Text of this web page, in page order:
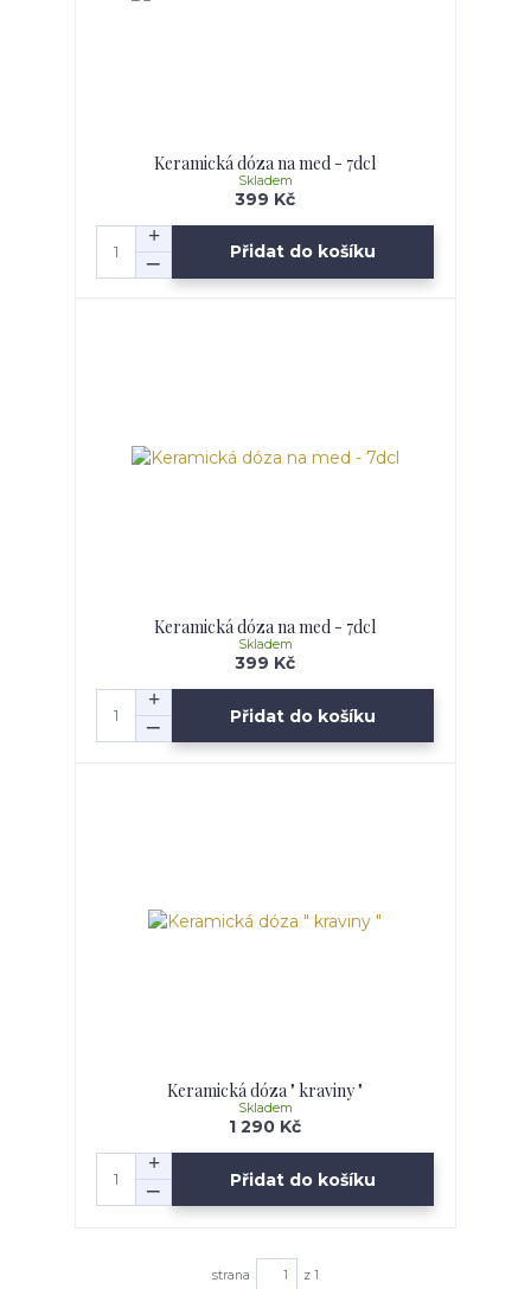
Keramická dóza na med - 7dcl
399 Kč
Skladem
Přidat do košíku
Keramická dóza na med - 7dcl
399 Kč
Skladem
Přidat do košíku
Keramická dóza " kraviny "
1 290 Kč
Skladem
Přidat do košíku
strana z 1